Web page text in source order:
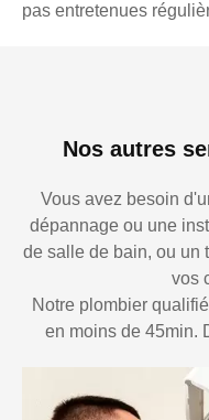
pas entretenues
Nos autres
Vous avez besoin
dépannage ou une
de salle de bain, ou un
vos
Notre plombier
en moins de 45min.